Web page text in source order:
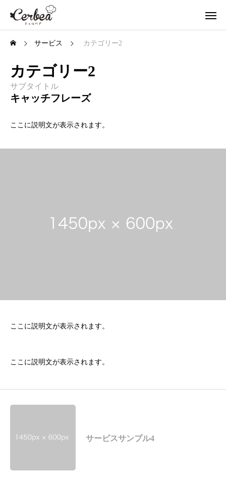
サービス カテゴリー2
カテゴリー2
サブタイトル
キャッチフレーズ
ここに説明文が表示されます。
ここに説明文が表示されます。
ここに説明文が表示されます。
サービスサンプル4